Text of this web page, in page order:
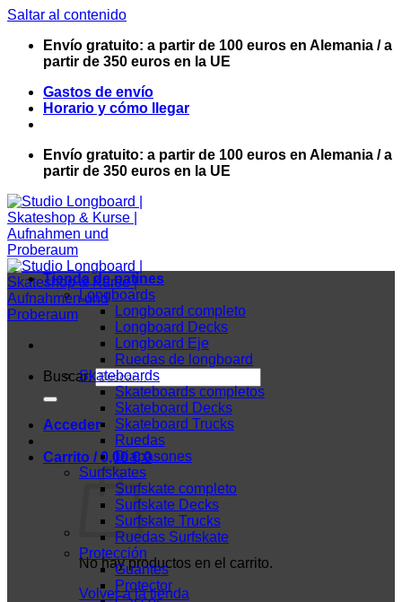
Saltar al contenido
Envío gratuito: a partir de 100 euros en Alemania / a
partir de 350 euros en la UE
Gastos de envío
Horario y cómo llegar
Envío gratuito: a partir de 100 euros en Alemania / a
partir de 350 euros en la UE
Buscar:
Acceder
Carrito /0,00€ 0
No hay productos en el carrito.
Volver a la tienda
Tienda de patines
Longboards
Longboard completo
Longboard Decks
Longboard Eje
Ruedas de longboard
Skateboards
Skateboards completos
Skateboard Decks
Skateboard Trucks
Ruedas
Diapasones
Surfskates
Surfskate completo
Surfskate Decks
Surfskate Trucks
Ruedas Surfskate
Protección
Guantes
Protector